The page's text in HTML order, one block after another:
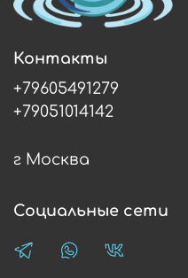
Контакты
+79605491279
+79051014142
г Москва
Социальные сети